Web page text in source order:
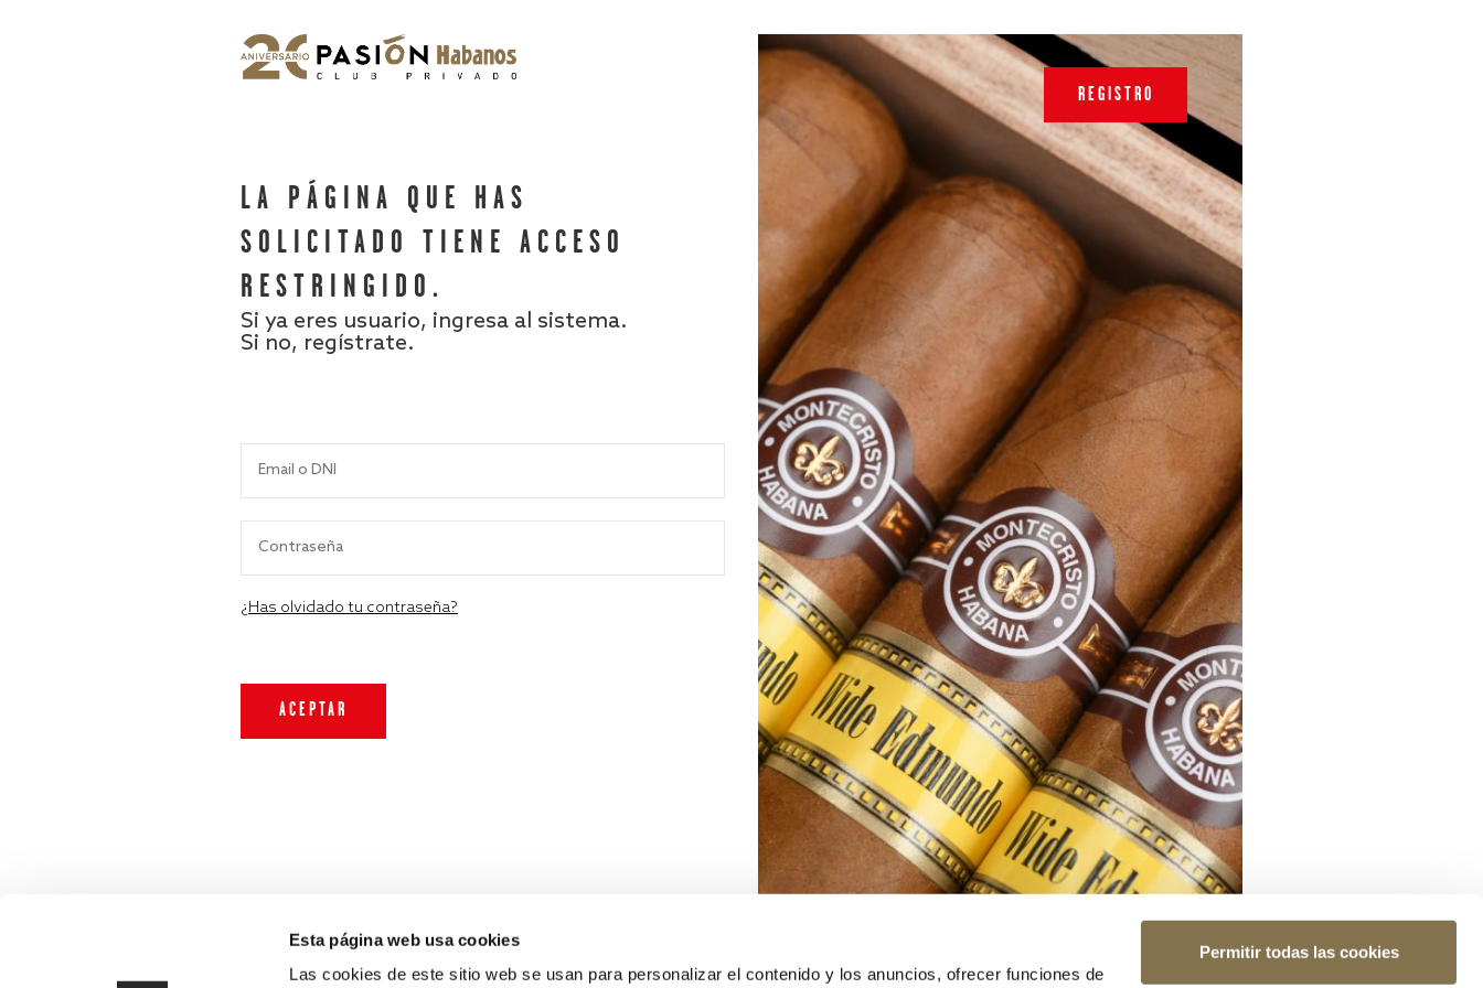
Esta página web usa cookies
Las cookies de este sitio web se usan para personalizar el contenido y los anuncios, ofrecer funciones de
Permitir todas las cookies
LA PÁGINA QUE HAS
SOLICITADO TIENE ACCESO
RESTRINGIDO.
Si ya eres usuario, ingresa al sistema.
Si no, regístrate.
¿Has olvidado tu contraseña?
REGISTRO